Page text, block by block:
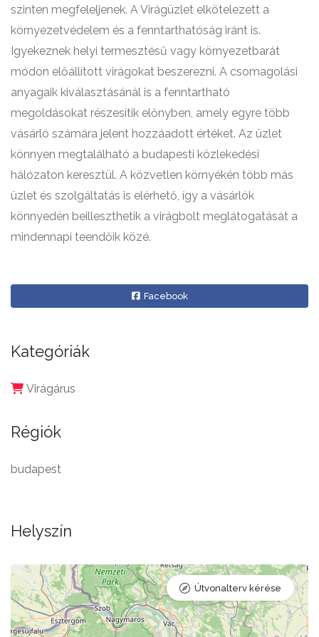
szinten megfeleljenek. A Virágüzlet elkötelezett a
környezetvédelem és a fenntarthatóság iránt is.
Igyekeznek helyi termesztésű vagy környezetbarát
módon előállított virágokat beszerezni. A csomagolási
anyagaik kiválasztásánál is a fenntartható
megoldásokat részesítik előnyben, amely egyre több
vásárló számára jelent hozzáadott értéket. Az üzlet
könnyen megtalálható a budapesti közlekedési
hálózaton keresztül. A közvetlen környékén több más
üzlet és szolgáltatás is elérhető, így a vásárlók
könnyedén beilleszthetik a virágbolt meglátogatását a
mindennapi teendőik közé.
Facebook
Kategóriák
Virágárus
Régiók
budapest
Helyszín
Útvonalterv kérése